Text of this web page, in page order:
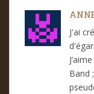
J'ai
Band